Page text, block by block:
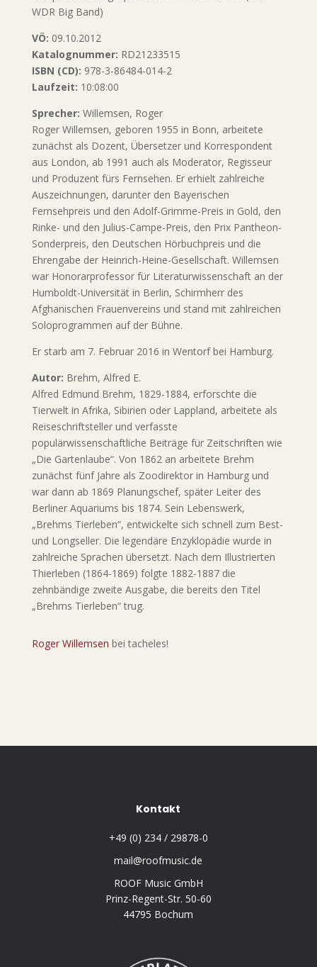
WDR Big Band)
VÖ: 09.10.2012
Katalognummer: RD21233515
ISBN (CD): 978-3-86484-014-2
Laufzeit: 10:08:00
Sprecher: Willemsen, Roger
Roger Willemsen, geboren 1955 in Bonn, arbeitete
zunächst als Dozent, Übersetzer und Korrespondent
aus London, ab 1991 auch als Moderator, Regisseur
und Produzent fürs Fernsehen. Er erhielt zahlreiche
Auszeichnungen, darunter den Bayerischen
Fernsehpreis und den Adolf-Grimme-Preis in Gold, den
Rinke- und den Julius-Campe-Preis, den Prix Pantheon-
Sonderpreis, den Deutschen Hörbuchpreis und die
Ehrengabe der Heinrich-Heine-Gesellschaft. Willemsen
war Honorarprofessor für Literaturwissenschaft an der
Humboldt-Universität in Berlin, Schirmherr des
Afghanischen Frauenvereins und stand mit zahlreichen
Soloprogrammen auf der Bühne.
Er starb am 7. Februar 2016 in Wentorf bei Hamburg.
Autor: Brehm, Alfred E.
Alfred Edmund Brehm, 1829-1884, erforschte die
Tierwelt in Afrika, Sibirien oder Lappland, arbeitete als
Reiseschriftsteller und verfasste
populärwissenschaftliche Beiträge für Zeitschriften wie
„Die Gartenlaube“. Von 1862 an arbeitete Brehm
zunächst fünf Jahre als Zoodirektor in Hamburg und
war dann ab 1869 Planungschef, später Leiter des
Berliner Aquariums bis 1874. Sein Lebenswerk,
„Brehms Tierleben“, entwickelte sich schnell zum Best-
und Longseller. Die legendäre Enzyklopädie wurde in
zahlreiche Sprachen übersetzt. Nach dem Illustrierten
Thierleben (1864-1869) folgte 1882-1887 die
zehnbändige zweite Ausgabe, die bereits den Titel
„Brehms Tierleben“ trug.
Roger Willemsen bei tacheles!
Kontakt
+49 (0) 234 / 29878-0
mail@roofmusic.de
ROOF Music GmbH
Prinz-Regent-Str. 50-60
44795 Bochum